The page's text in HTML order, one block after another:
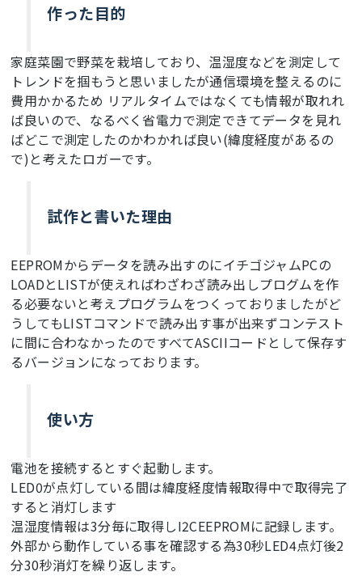
作った目的
家庭菜園で野菜を栽培しており、温湿度などを測定して
トレンドを掴もうと思いましたが通信環境を整えるのに
費用かかるため リアルタイムではなくても情報が取れれ
ば良いので、なるべく省電力で測定できてデータを見れ
ばどこで測定したのかわかれば良い(緯度経度があるの
で)と考えたロガーです。
試作と書いた理由
EEPROMからデータを読み出すのにイチゴジャムPCの
LOADとLISTが使えればわざわざ読み出しプログムを作
る必要ないと考えプログラムをつくっておりましたがど
うしてもLISTコマンドで読み出す事が出来ずコンテスト
に間に合わなかったのですべてASCIIコードとして保存す
るバージョンになっております。
使い方
電池を接続するとすぐ起動します。
LED0が点灯している間は緯度経度情報取得中で取得完了
すると消灯します
温湿度情報は3分毎に取得しI2CEEPROMに記録します。
外部から動作している事を確認する為30秒LED4点灯後2
分30秒消灯を繰り返します。